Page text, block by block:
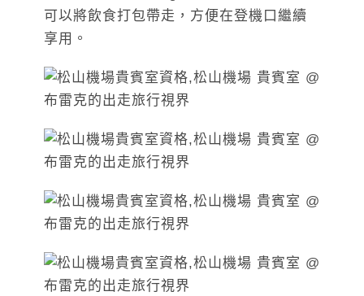
可以將飲食打包帶走，方便在登機口繼續
享用。